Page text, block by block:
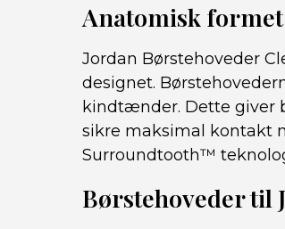
Anatomisk
Jordan Børstehoveder
designet.
kindtænder. Dette giver
sikre maksimal kontakt
Surroundtooth™
Børstehoveder til